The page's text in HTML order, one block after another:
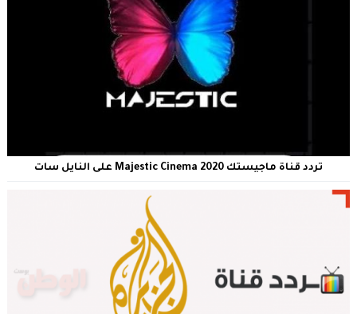
تردد قناة ماجيستك 2020 Majestic Cinema على النايل سات